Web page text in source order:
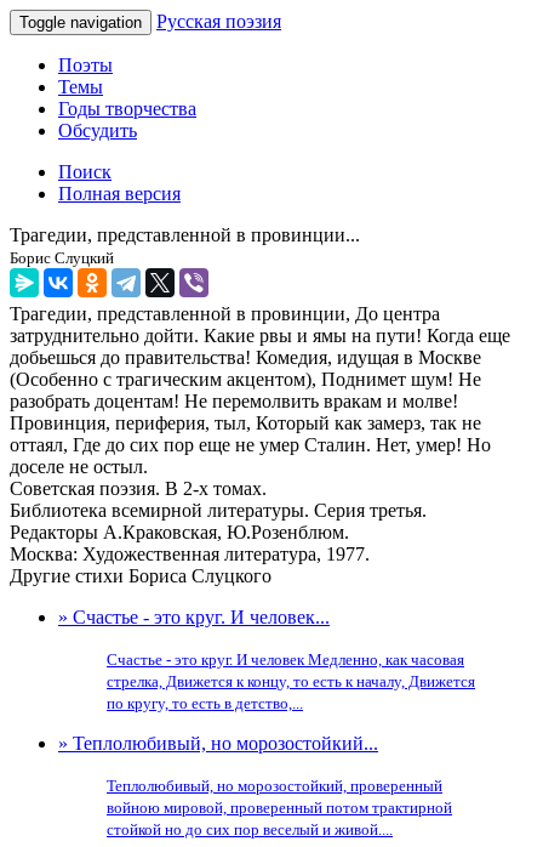
Toggle navigation Русская поэзия
Поэты
Темы
Годы творчества
Обсудить
Поиск
Полная версия
Трагедии, представленной в провинции...
Борис Слуцкий
Трагедии, представленной в провинции, До центра
затруднительно дойти. Какие рвы и ямы на пути! Когда еще
добьешься до правительства! Комедия, идущая в Москве
(Особенно с трагическим акцентом), Поднимет шум! Не
разобрать доцентам! Не перемолвить вракам и молве!
Провинция, периферия, тыл, Который как замерз, так не
оттаял, Где до сих пор еще не умер Сталин. Нет, умер! Но
доселе не остыл.
Советская поэзия. В 2-х томах.
Библиотека всемирной литературы. Серия третья.
Редакторы А.Краковская, Ю.Розенблюм.
Москва: Художественная литература, 1977.
Другие стихи Бориса Слуцкого
» Счастье - это круг. И человек...
Счастье - это круг. И человек Медленно, как часовая
стрелка, Движется к концу, то есть к началу, Движется
по кругу, то есть в детство,...
» Теплолюбивый, но морозостойкий...
Теплолюбивый, но морозостойкий, проверенный
войною мировой, проверенный потом трактирной
стойкой но до сих пор веселый и живой....